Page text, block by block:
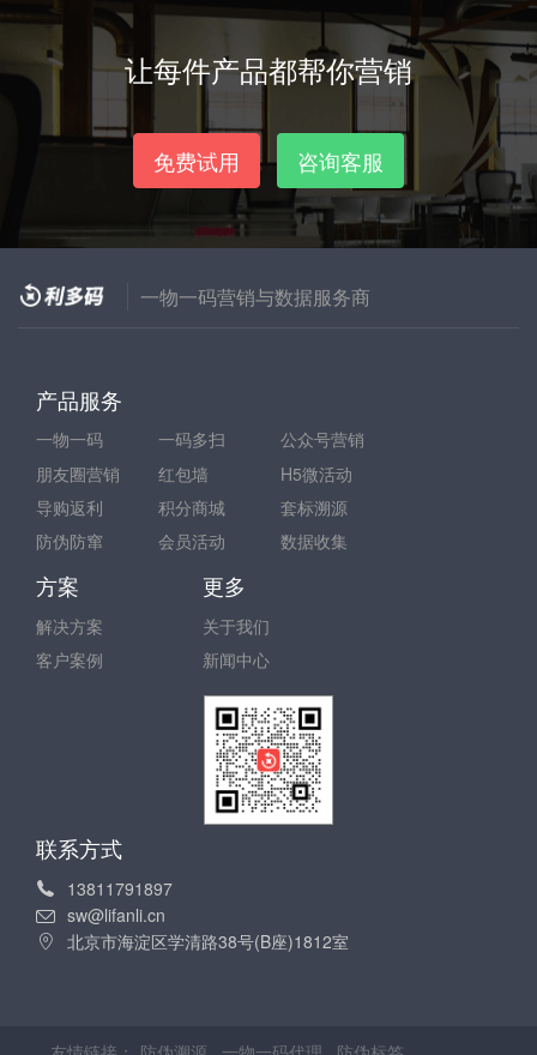
让每件产品都帮你营销
免费试用 咨询客服
一物一码营销与数据服务商
产品服务
一物一码 一码多扫
公众号营销
朋友圈营销
红包墙
H5微活动
导购返利
积分商城
套标溯源
防伪防窜
会员活动 数据收集
方案
解决方案
客户案例
更多
关于我们
新闻中心
联系方式
13811791897
sw@lifanli.cn
北京市海淀区学清路38号(B座)1812室